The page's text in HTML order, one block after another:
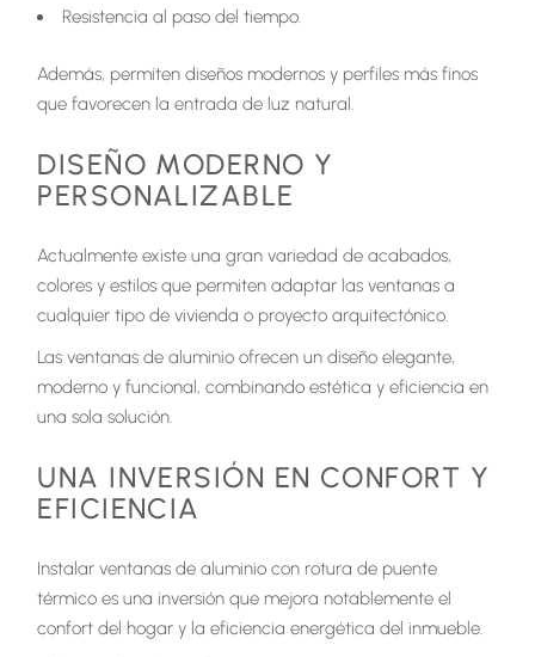
Resistencia al paso del tiempo.
Además, permiten diseños modernos y perfiles más finos
que favorecen la entrada de luz natural.
DISEÑO MODERNO Y
PERSONALIZABLE
Actualmente existe una gran variedad de acabados,
colores y estilos que permiten adaptar las ventanas a
cualquier tipo de vivienda o proyecto arquitectónico.
Las ventanas de aluminio ofrecen un diseño elegante,
moderno y funcional, combinando estética y eficiencia en
una sola solución.
UNA INVERSIÓN EN CONFORT Y
EFICIENCIA
Instalar ventanas de aluminio con rotura de puente
térmico es una inversión que mejora notablemente el
confort del hogar y la eficiencia energética del inmueble.